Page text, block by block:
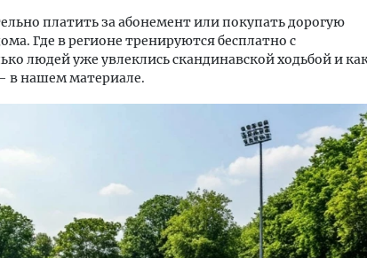
платить за абонемент или покупать дорогую
Где в регионе тренируются бесплатно с
людей уже увлеклись скандинавской ходьбой и
в нашем материале.